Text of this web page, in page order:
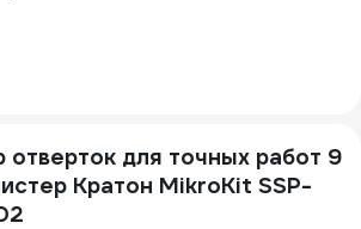
для точных работ 9
Кратон MikroKit SSP-